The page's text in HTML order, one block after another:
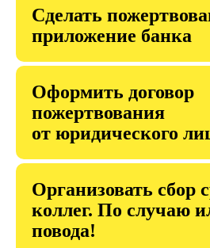
Сделать
приложение банка
Оформить договор
пожертвования
от юридического
Организовать сбор
коллег. По случаю
повода!
с помощью развития
и создания безопасной
Знаем, что многие
это мнение и доверяют
нашему фонду — за
переводом стоит участник
нашего большого
неравнодушных взрослых.
Любое пожертвование —
способ поучаствовать
в нашем деле. Вместе
самые трудные вещи уже
не кажутся такими